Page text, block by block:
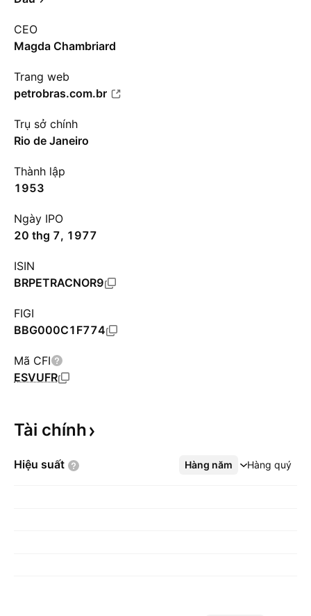
CEO
Magda Chambriard
Trang web
petrobras.com.br
Trụ sở chính
Rio de Janeiro
Thành lập
1953
Ngày IPO
20 thg 7, 1977
ISIN
BRPETRACNOR9
FIGI
BBG000C1F774
Mã CFI
ESVUFR
Tài chính
Hiệu suất Hàng năm Hàng quý
Xem thêm